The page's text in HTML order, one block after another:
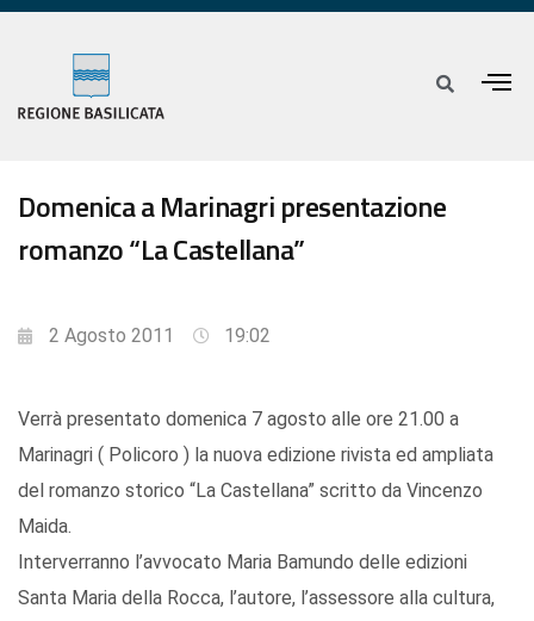
Domenica a Marinagri presentazione
romanzo “La Castellana”
2 Agosto 2011 19:02
Verrà presentato domenica 7 agosto alle ore 21.00 a
Marinagri ( Policoro ) la nuova edizione rivista ed ampliata
del romanzo storico “La Castellana” scritto da Vincenzo
Maida.
Interverranno l’avvocato Maria Bamundo delle edizioni
Santa Maria della Rocca, l’autore, l’assessore alla cultura,